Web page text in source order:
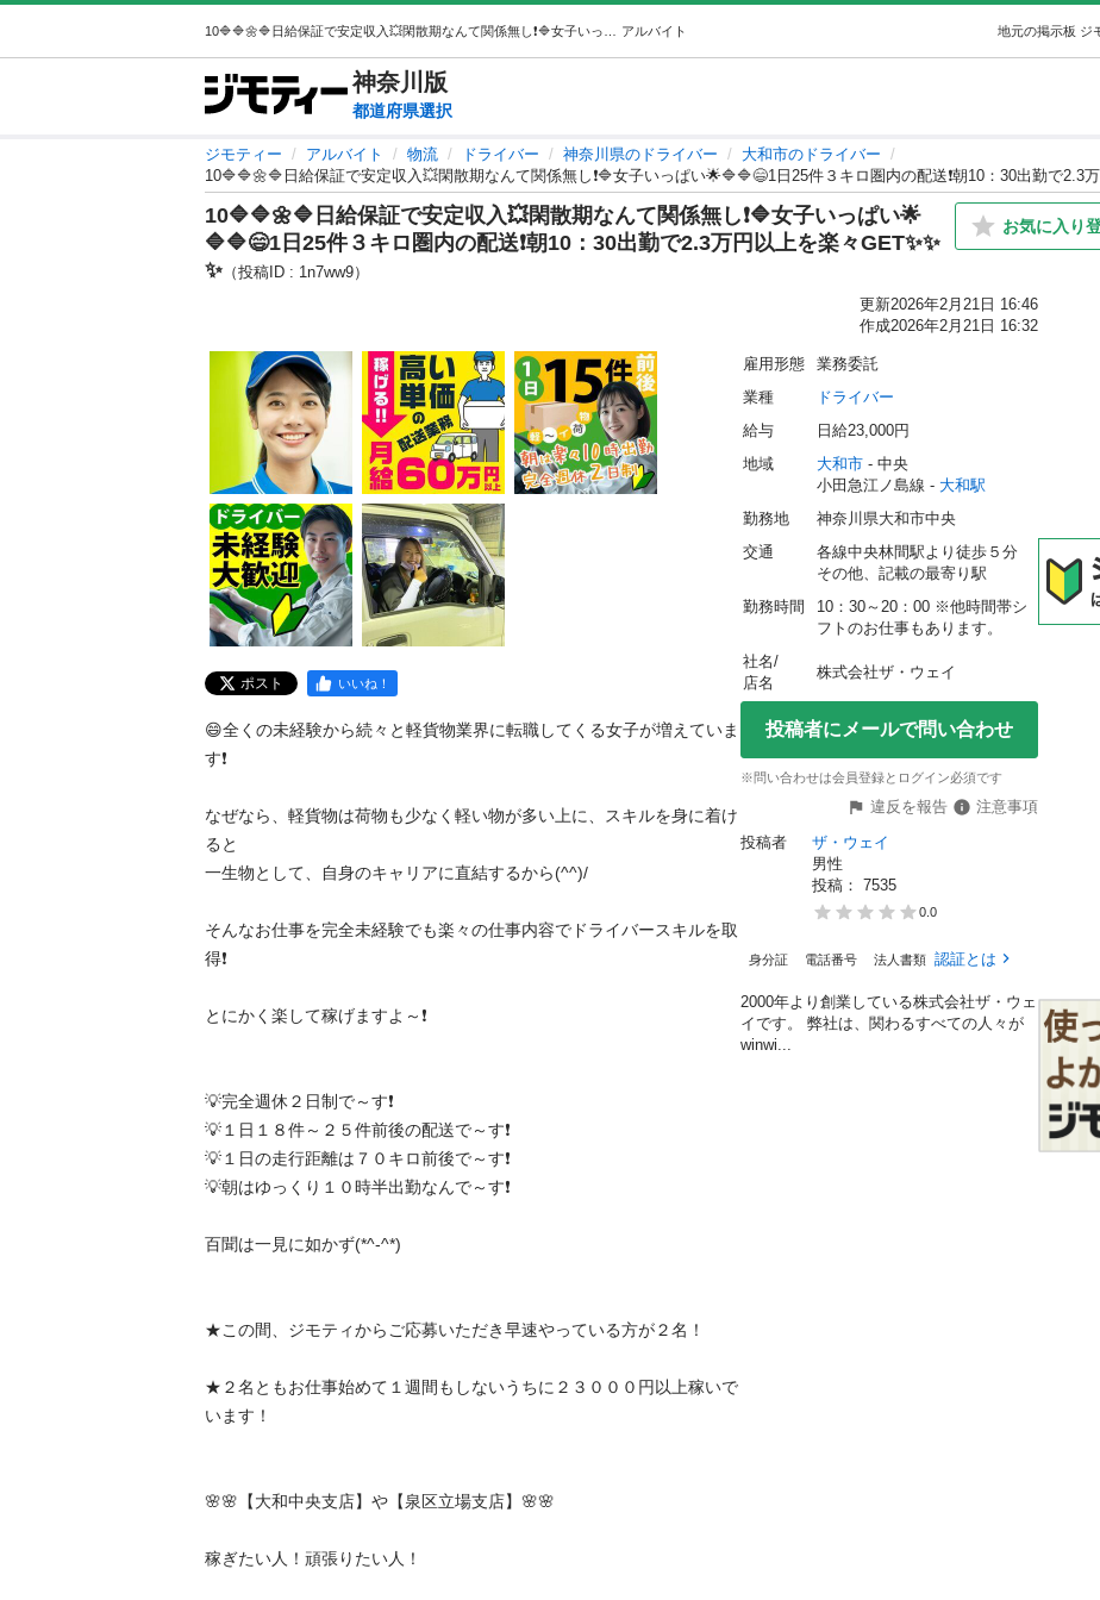
アルバイト 地元の掲示板 ジ
神奈川 版
都道府県選択
ジモティー アルバイト 物流 ドライバー 神奈川県のドライバー
大和市のドライバー
10🔷🔷🌼🔷日給保証で安定収入💥閑散期なんて関係無し❗🔷女子いっぱい🌟🔷🔷😄1日25件３キロ圏内の配送❗️朝10：30出勤で2.3
10🔷🔷🌼🔷日給保証で安定収入💥閑散期なんて関係無し❗🔷女子いっぱい🌟
🔷🔷😄1日25件３キロ圏内の配送❗️朝10：30出勤で2.3万円以上を楽々GET✨✨
✨ （投稿ID : 1n7ww9）
お気に入り
更新2026年2月21日 16:46
作成2026年2月21日 16:32
ポスト いいね！
😄全くの未経験から続々と軽貨物業界に転職してくる女子が増えていま
す❗️
なぜなら、軽貨物は荷物も少なく軽い物が多い上に、スキルを身に着け
ると
一生物として、自身のキャリアに直結するから(^^)/
そんなお仕事を完全未経験でも楽々の仕事内容でドライバースキルを取
得❗️
とにかく楽して稼げますよ～❗️
💡完全週休２日制で～す❗️
💡１日１８件～２５件前後の配送で～す❗️
💡１日の走行距離は７０キロ前後で～す❗️
💡朝はゆっくり１０時半出勤なんで～す❗️
百聞は一見に如かず(*^-^*)
★この間、ジモティからご応募いただき早速やっている方が２名！
★２名ともお仕事始めて１週間もしないうちに２３０００円以上稼いで
います！
🌸🌸【大和中央支店】や【泉区立場支店】🌸🌸
稼ぎたい人！頑張りたい人！
雇用形態
業務委託
業種
ドライバー
給与
日給23,000円
地域
大和市 - 中央
小田急江ノ島線 - 大和駅
勤務地
神奈川県大和市中央
交通
各線中央林間駅より徒歩５分
その他、記載の最寄り駅
勤務時間
10：30～20：00 ※他時間帯シ
フトのお仕事もあります。
社名/
店名
株式会社ザ・ウェイ
投稿者にメールで問い合わせ
※問い合わせは会員登録とログイン必須です
違反を報告
注意事項
投稿者
ザ・ウェイ
男性
投稿： 7535
0.0
身分証 電話番号 法人書類 認証とは
2000年より創業している株式会社ザ・ウェ
イです。 弊社は、関わるすべての人々が
winwi...